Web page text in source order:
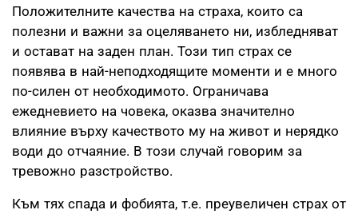
Положителните качества на страха, които са
полезни и важни за оцеляването ни, избледняват
и остават на заден план. Този тип страх се
появява в най-неподходящите моменти и е много
по-силен от необходимото. Ограничава
ежедневието на човека, оказва значително
влияние върху качеството му на живот и нерядко
води до отчаяние. В този случай говорим за
тревожно разстройство.
Към тях спада и фобията, т.е. преувеличен страх от